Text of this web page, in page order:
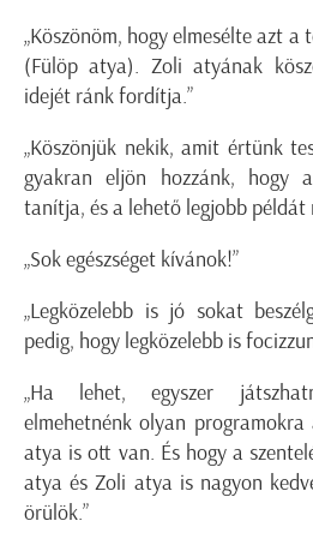
„Köszönöm, hogy elmesélte azt
(Fülöp atya). Zoli atyának
idejét ránk fordítja.”
„Köszönjük nekik, amit értünk
gyakran eljön hozzánk, hogy
tanítja, és a lehető legjobb
„Sok egészséget kívánok!”
„Legközelebb is jó sokat
pedig, hogy legközelebb is
„Ha lehet, egyszer
elmehetnénk olyan
atya is ott van. És hogy a
atya és Zoli atya is nagyon
örülök.”